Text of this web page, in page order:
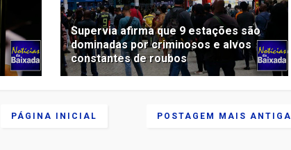
Supervia afirma que 9 estações são
dominadas por criminosos e alvos
constantes de roubos
POSTAGEM MAIS ANTIGA
PÁGINA INICIAL